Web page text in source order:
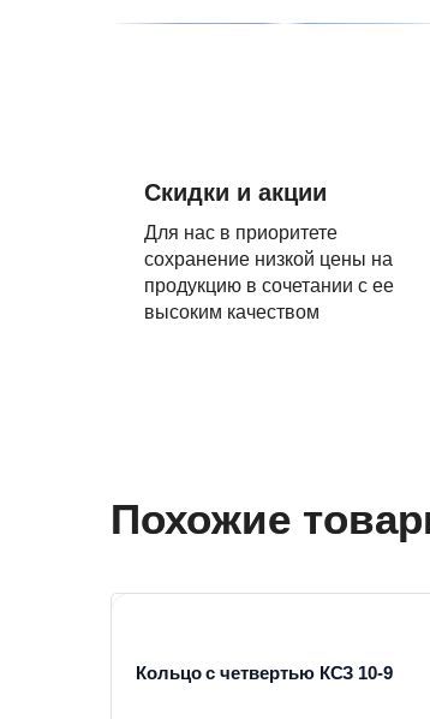
Скидки и акции
Для нас в приоритете
сохранение низкой цены на
продукцию в сочетании с ее
высоким качеством
Похожие
Кольцо с четвертью КСЗ 10-9